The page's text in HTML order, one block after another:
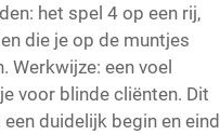
het spel 4 op een rij,
die je op de muntjes
Werkwijze: een voel
voor blinde cliënten. Dit
duidelijk begin en eind